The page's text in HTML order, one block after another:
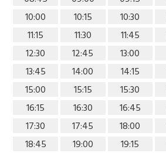
10:00
10:15 10:30
11:15
11:30 11:45
12:30
12:45 13:00
13:45
14:00 14:15
15:00
15:15 15:30
16:15
16:30 16:45
17:30
17:45 18:00
18:45
19:00 19:15